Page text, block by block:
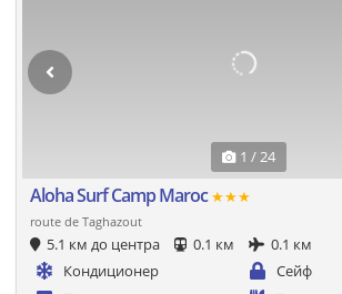
1 / 24
Aloha Surf Camp Maroc★★★
route de Taghazout
5.1 км до центра 0.1 км
0.1 км
Кондиционер
Сейф